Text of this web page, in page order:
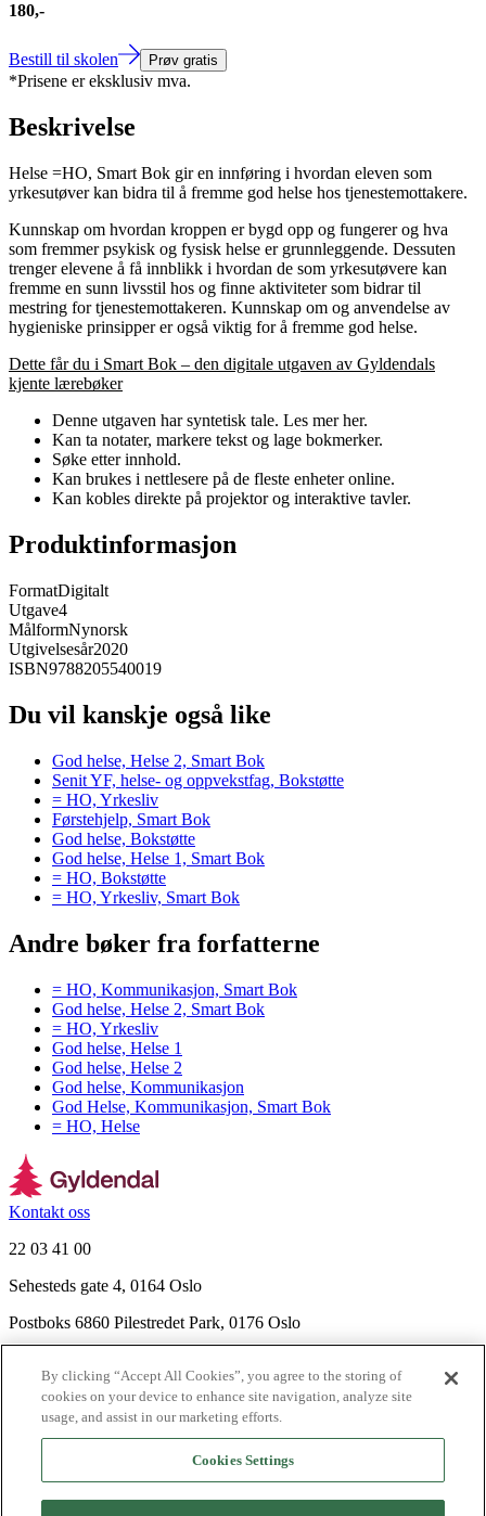
180,-
Bestill til skolen Prøv gratis
*Prisene er eksklusiv mva.
Beskrivelse
Helse =HO, Smart Bok gir en innføring i hvordan eleven som
yrkesutøver kan bidra til å fremme god helse hos tjenestemottakere.
Kunnskap om hvordan kroppen er bygd opp og fungerer og hva
som fremmer psykisk og fysisk helse er grunnleggende. Dessuten
trenger elevene å få innblikk i hvordan de som yrkesutøvere kan
fremme en sunn livsstil hos og finne aktiviteter som bidrar til
mestring for tjenestemottakeren. Kunnskap om og anvendelse av
hygieniske prinsipper er også viktig for å fremme god helse.
Dette får du i Smart Bok – den digitale utgaven av Gyldendals
kjente lærebøker
Denne utgaven har syntetisk tale. Les mer her.
Kan ta notater, markere tekst og lage bokmerker.
Søke etter innhold.
Kan brukes i nettlesere på de fleste enheter online.
Kan kobles direkte på projektor og interaktive tavler.
Produktinformasjon
FormatDigitalt
Utgave4
MålformNynorsk
Utgivelsesår2020
ISBN9788205540019
Du vil kanskje også like
God helse, Helse 2, Smart Bok
Senit YF, helse- og oppvekstfag, Bokstøtte
= HO, Yrkesliv
Førstehjelp, Smart Bok
God helse, Bokstøtte
God helse, Helse 1, Smart Bok
= HO, Bokstøtte
= HO, Yrkesliv, Smart Bok
Andre bøker fra forfatterne
= HO, Kommunikasjon, Smart Bok
God helse, Helse 2, Smart Bok
= HO, Yrkesliv
God helse, Helse 1
God helse, Helse 2
God helse, Kommunikasjon
God Helse, Kommunikasjon, Smart Bok
= HO, Helse
Kontakt oss
22 03 41 00
Sehesteds gate 4, 0164 Oslo
Postboks 6860 Pilestredet Park, 0176 Oslo
Nyhetsbrev
Ledige stillinger
Send inn manus
By clicking “Accept All Cookies”, you agree to the storing of
cookies on your device to enhance site navigation, analyze site
usage, and assist in our marketing efforts.
Cookies Settings